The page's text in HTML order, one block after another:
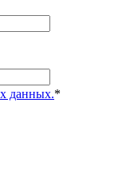
данных.*